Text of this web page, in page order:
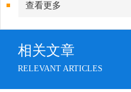
查看更多
相关文章
RELEVANT ARTICLES